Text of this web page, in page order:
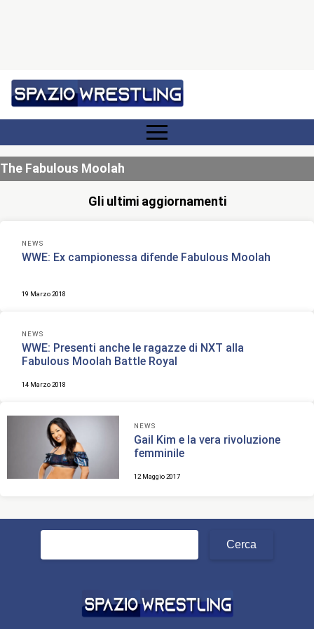
The Fabulous Moolah
Gli ultimi aggiornamenti
NEWS
WWE: Ex campionessa difende Fabulous Moolah
19 Marzo 2018
NEWS
WWE: Presenti anche le ragazze di NXT alla
Fabulous Moolah Battle Royal
14 Marzo 2018
NEWS
Gail Kim e la vera rivoluzione
femminile
12 Maggio 2017
Ricerca